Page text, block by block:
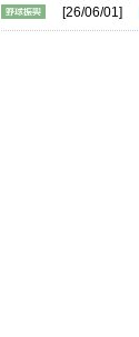
[26/06/01]